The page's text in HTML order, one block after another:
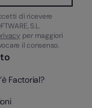
di ricevere
S.L.
per maggiori
il consenso.
Factorial?